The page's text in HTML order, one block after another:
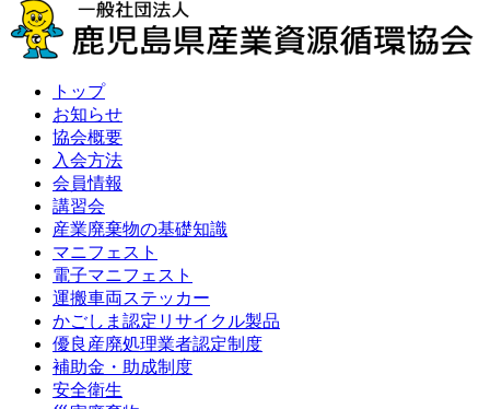
トップ
お知らせ
協会概要
入会方法
会員情報
講習会
産業廃棄物の基礎知識
マニフェスト
電子マニフェスト
運搬車両ステッカー
かごしま認定リサイクル製品
優良産廃処理業者認定制度
補助金・助成制度
安全衛生